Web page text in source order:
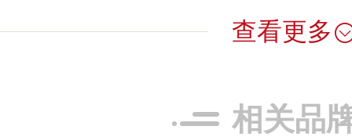
查看更多
相关品